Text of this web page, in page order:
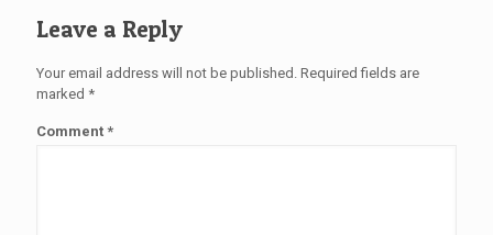
Leave a Reply
Your email address will not be published. Required fields are
marked *
Comment *